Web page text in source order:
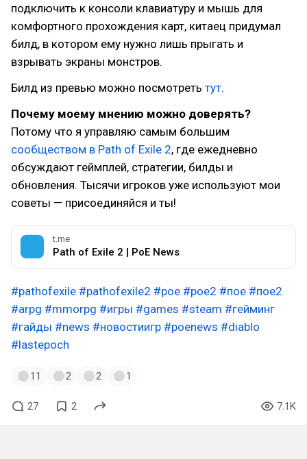
подключить к консоли клавиатуру и мышь для
комфортного прохождения карт, китаец придумал
билд, в котором ему нужно лишь прыгать и
взрывать экраны монстров.
Билд из превью можно посмотреть тут.
Почему моему мнению можно доверять?
Потому что я управляю самым большим
сообществом в Path of Exile 2, где ежедневно
обсуждают геймплей, стратегии, билды и
обновления. Тысячи игроков уже используют мои
советы — присоединяйся и ты!
t.me
Path of Exile 2 | PoE News
#pathofexile #pathofexile2 #poe #poe2 #пое #пое2
#arpg #mmorpg #игры #games #steam #гейминг
#гайды #news #новостиигр #poenews #diablo
#lastepoch
11 2 2 1
27 2 7.1K